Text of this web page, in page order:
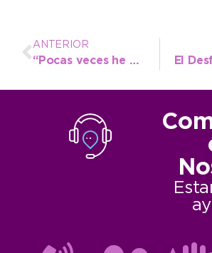
ANTERIOR
“Pocas veces he actuado para tanta gente, para mí fue una noche inolvidable”